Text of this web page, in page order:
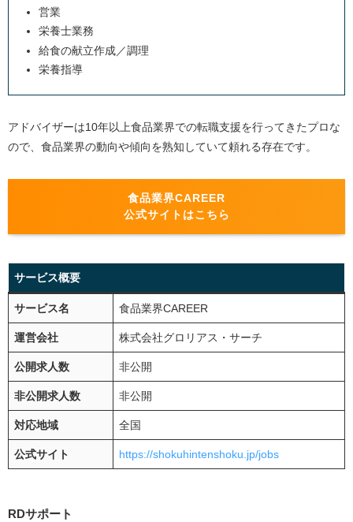
営業
栄養士業務
給食の献立作成／調理
栄養指導
アドバイザーは10年以上食品業界での転職支援を行ってきたプロな
ので、食品業界の動向や傾向を熟知していて頼れる存在です。
食品業界CAREER
公式サイトはこちら
サービス概要
サービス名 食品業界CAREER
運営会社 株式会社グロリアス・サーチ
公開求人数 非公開
非公開求人数 非公開
対応地域 全国
公式サイト https://shokuhintenshoku.jp/jobs
RDサポート